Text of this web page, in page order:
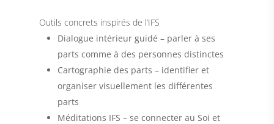
Outils concrets inspirés de l’IFS
Dialogue intérieur guidé – parler à ses
parts comme à des personnes distinctes
Cartographie des parts – identifier et
organiser visuellement les différentes
parts
Méditations IFS – se connecter au Soi et